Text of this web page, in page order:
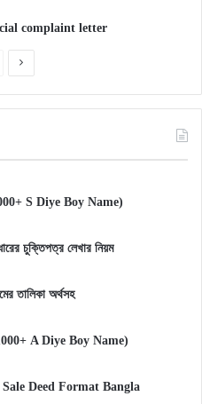
complaint letter
Next
S Diye Boy Name)
চুক্তিপত্র লেখার নিয়ম
তালিকা অর্থসহ
(1000+ A Diye Boy Name)
Sale Deed Format Bangla